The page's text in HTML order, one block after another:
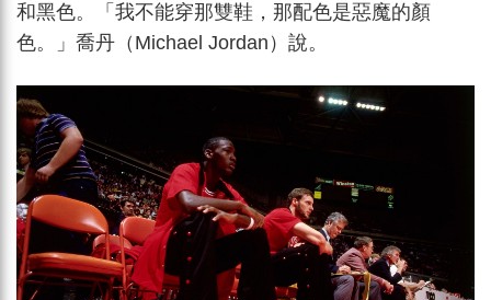
和黑色。「我不能穿那雙鞋，那配色是惡魔的顏
色。」喬丹（Michael Jordan）說。